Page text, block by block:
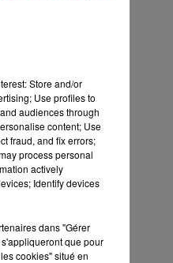
Store and/or
Use profiles to
audiences through
content; Use
fraud, and fix errors;
process personal
actively
Identify devices
dans "Gérer
que pour
cookies" situé en